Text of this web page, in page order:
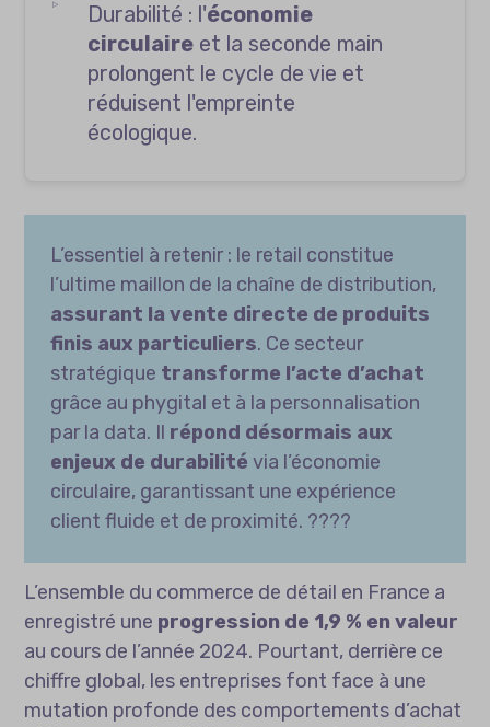
Durabilité : l'économie
circulaire et la seconde main
prolongent le cycle de vie et
réduisent l'empreinte
écologique.
L’essentiel à retenir : le retail constitue
l’ultime maillon de la chaîne de distribution,
assurant la vente directe de produits
finis aux particuliers. Ce secteur
stratégique transforme l’acte d’achat
grâce au phygital et à la personnalisation
par la data. Il répond désormais aux
enjeux de durabilité via l’économie
circulaire, garantissant une expérience
client fluide et de proximité. ????
L’ensemble du commerce de détail en France a
enregistré une progression de 1,9 % en valeur
au cours de l’année 2024. Pourtant, derrière ce
chiffre global, les entreprises font face à une
mutation profonde des comportements d’achat